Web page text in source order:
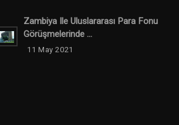
Zambiya Ile Uluslararası Para Fonu
Görüşmelerinde ...
11 May 2021